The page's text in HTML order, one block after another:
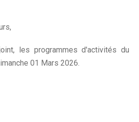
les programmes d'activités du
01 Mars 2026.